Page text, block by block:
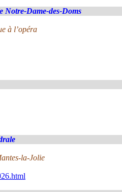
Notre-Dame-des-Doms
à l’opéra
la-Jolie